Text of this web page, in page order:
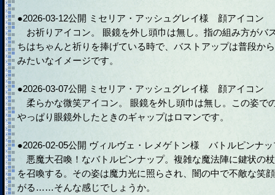
●2026-03-12公開 ミセリア・アッシュグレイ様 顔アイコン
お祈りアイコン。 眼鏡を外し頭巾は無し。指の組み方がバ
ちはちゃんと祈りを捧げている時で、バストアップは普段
みたいなイメージです。
●2026-03-07公開 ミセリア・アッシュグレイ様 顔アイコン
柔らかな微笑アイコン。 眼鏡を外し頭巾は無し。この姿
やっぱり眼鏡外したときのギャップはロマンです。
●2026-02-05公開 ヴィルヴェ・レメゲトン様 バトルピンナッ
悪魔大召喚！なバトルピンナップ。複雑な魔法陣に鍵状の
を召喚する。その姿は魔力光に照らされ、闇の中で不敵な笑
がる……そんな感じでしょうか。